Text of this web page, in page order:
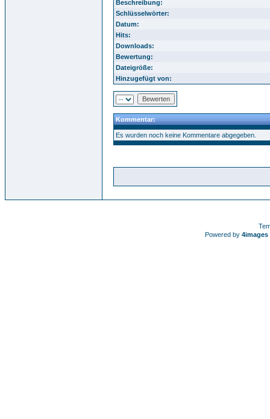
Beschreibung:
Schlüsselwörter:
Datum:
Hits:
Downloads:
Bewertung:
Dateigröße:
Hinzugefügt von:
Kommentar:
Es wurden noch keine Kommentare abgegeben.
Powered by 4images